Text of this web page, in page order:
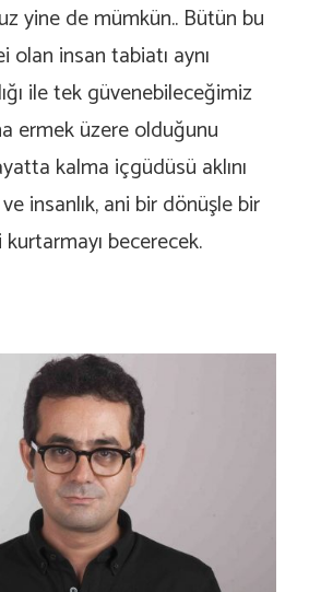
yine de mümkün.. Bütün bu
olan insan tabiatı aynı
ile tek güvenebileceğimiz
ermek üzere olduğunu
kalma içgüdüsü aklını
insanlık, ani bir dönüşle bir
becerecek.